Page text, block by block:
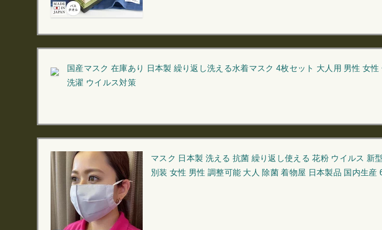
国産マスク 在庫あり 日本製 繰り返し洗える水着マスク 4枚セット 大人用 男性 女
洗濯 ウイルス対策
マスク 日本製 洗える 抗菌 繰り返し使える 花粉 ウイルス 新
別装 女性 男性 調整可能 大人 除菌 着物屋 日本製品 国内生